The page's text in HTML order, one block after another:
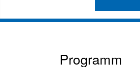
Programm